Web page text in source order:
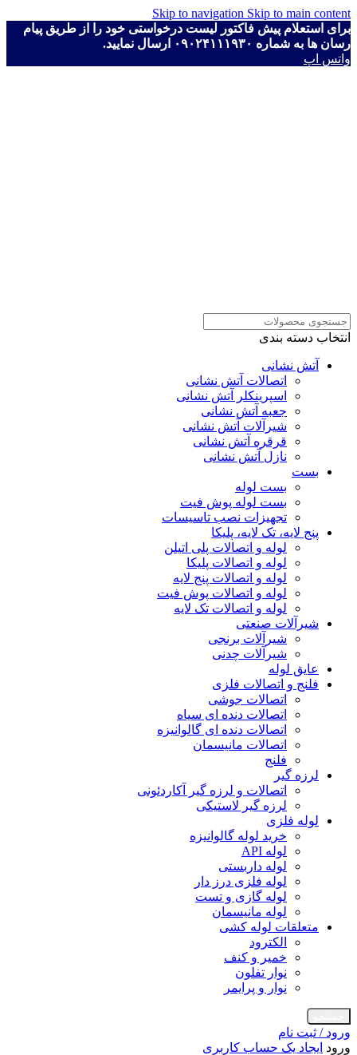
Skip to navigation Skip to main content
برای استعلام پیش فاکتور لیست درخواستی خود را از طریق پیام
رسان ها به شماره ۰۹۰۲۴۱۱۱۹۳۰ ارسال نمایید.
واتس اپ
انتخاب دسته بندی
آتش نشانی
اتصالات آتش نشانی
اسپرینکلر آتش نشانی
جعبه آتش نشانی
شیرآلات آتش نشانی
قرقره آتش نشانی
نازل آتش نشانی
بست
بست لوله
بست لوله پوش فیت
تجهیزات نصب تاسیسات
پنج لایه، تک لایه، پلیکا
لوله و اتصالات پلی اتیلن
لوله و اتصالات پلیکا
لوله و اتصالات پنج لایه
لوله و اتصالات پوش فیت
لوله و اتصالات تک لایه
شیرآلات صنعتی
شیرآلات برنجی
شیرآلات چدنی
عایق لوله
فلنج و اتصالات فلزی
اتصالات جوشی
اتصالات دنده ای سیاه
اتصالات دنده ای گالوانیزه
اتصالات مانیسمان
فلنج
لرزه گیر
اتصالات و لرزه گیر آکاردئونی
لرزه گیر لاستیکی
لوله فلزی
خرید لوله گالوانیزه
لوله API
لوله داربستی
لوله فلزی درز دار
لوله گازی و تست
لوله مانیسمان
متعلقات لوله کشی
الکترود
خمیر و کنف
نوار تفلون
نوار و پرایمر
ورود / ثبت نام
ورود ایجاد یک حساب کاربری